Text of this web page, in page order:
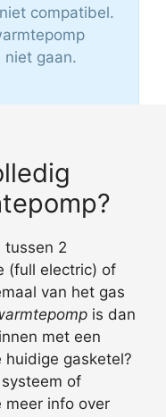
compatibel.
niet gaan.
tussen 2
(full electric) of
van het gas
is dan
met een
gasketel?
of
meer info over